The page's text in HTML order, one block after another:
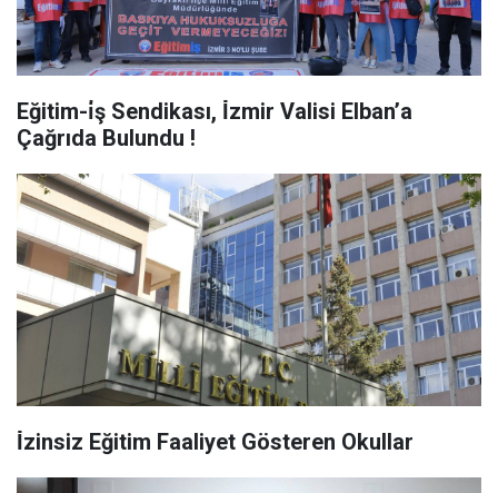
Eğitim-i̇ş Sendikası, İ̇zmir Valisi Elban’a
Çağrıda Bulundu !
İ̇zinsiz Eğitim Faaliyet Gösteren Okullar